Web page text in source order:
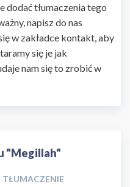
dodać tłumaczenia tego
napisz do nas
w zakładce kontakt, aby
się je jak
nam się to zrobić w
"Megillah"
TŁUMACZENIE